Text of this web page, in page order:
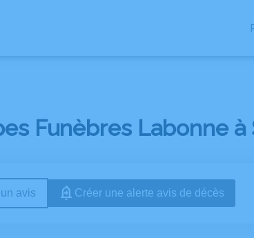
Funèbres Labonne
avis Créer une alerte avis de décès